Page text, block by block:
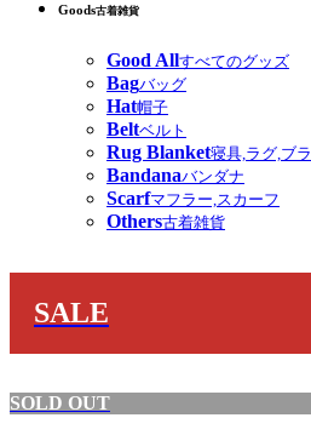
Goods古着雑貨
Good Allすべてのグッズ
Bagバッグ
Hat帽子
Beltベルト
Rug Blanket寝具,ラグ,ブ
Bandanaバンダナ
Scarfマフラー,スカーフ
Others古着雑貨
SALE
SOLD OUT